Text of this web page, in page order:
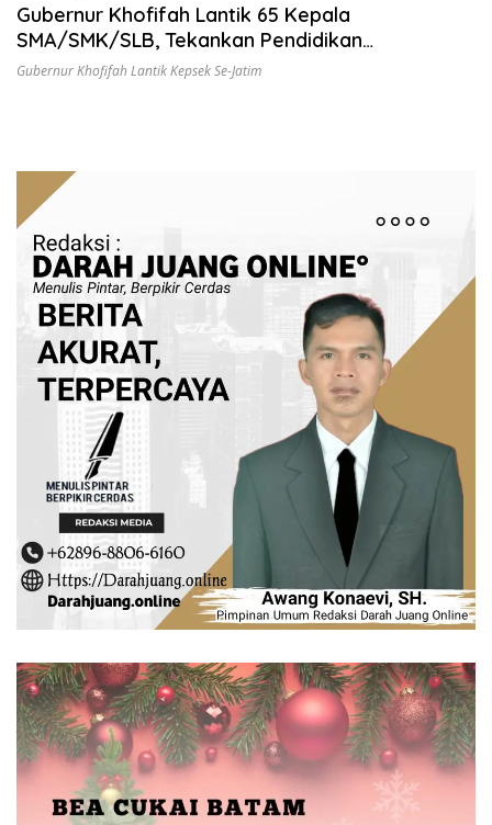
Gubernur Khofifah Lantik 65 Kepala
SMA/SMK/SLB, Tekankan Pendidikan
Berkarakter Menuju Indonesia Emas
Gubernur Khofifah Lantik Kepsek Se-Jatim